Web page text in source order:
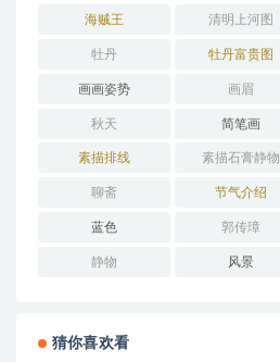
海贼王 清明上河图
牡丹 牡丹富贵图
画画姿势 画眉
秋天 简笔画
素描排线 素描石膏静物
聊斋 节气介绍
蓝色 郭传璋
静物 风景
猜你喜欢看